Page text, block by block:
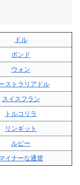
ドル
ポンド
ウォン
ストラリアドル
スイスフラン
トルコリラ
リンギット
ルピー
イナーな通貨